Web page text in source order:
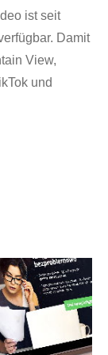
ist seit
Damit
View,
und